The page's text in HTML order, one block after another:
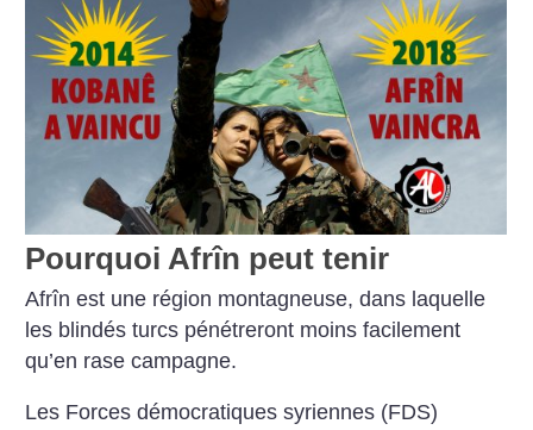
Pourquoi Afrîn peut tenir
Afrîn est une région montagneuse, dans laquelle
les blindés turcs pénétreront moins facilement
qu’en rase campagne.
Les Forces démocratiques syriennes (FDS)